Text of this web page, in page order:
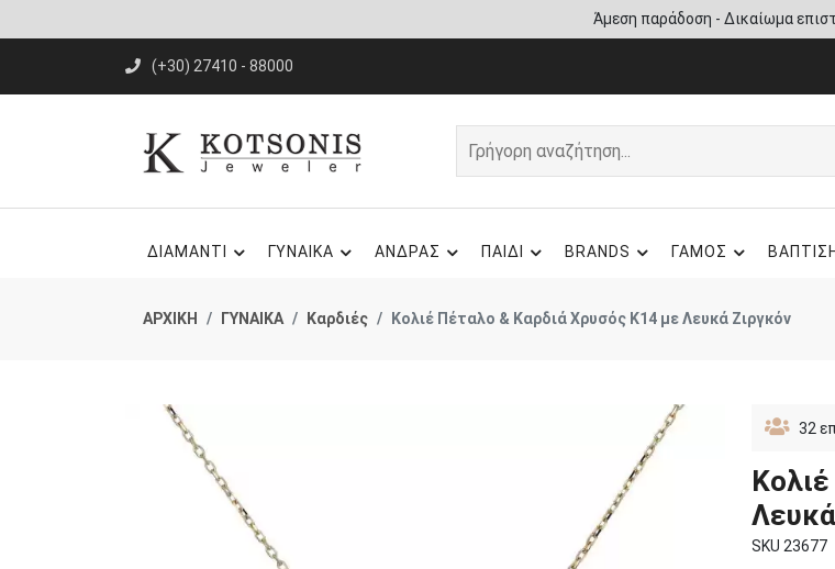
Άμεση παράδοση - Δικαίωμα
(+30) 27410 - 88000
ΔΙΑΜΑΝΤΙ ΓΥΝΑΙΚΑ ΑΝΔΡΑΣ ΠΑΙΔΙ BRANDS ΓΑΜΟΣ ΒΑΠΤΙΣΗ
ΑΡΧΙΚΗ ΓΥΝΑΙΚΑ Καρδιές Κολιέ Πέταλο & Καρδιά Χρυσός Κ14 με Λευκά Ζιργκόν
32
SKU 23677